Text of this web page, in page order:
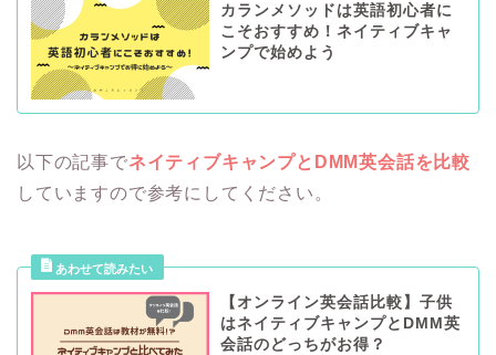
カランメソッドは英語初心者に
こそおすすめ！ネイティブキャ
ンプで始めよう
以下の記事でネイティブキャンプとDMM英会話を比較
していますので参考にしてください。
【オンライン英会話比較】子供
はネイティブキャンプとDMM英
会話のどっちがお得？